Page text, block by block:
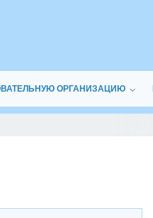
ОРГАНИЗАЦИЮ